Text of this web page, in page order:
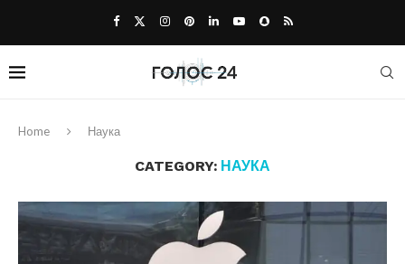
Home Наука
CATEGORY: НАУКА